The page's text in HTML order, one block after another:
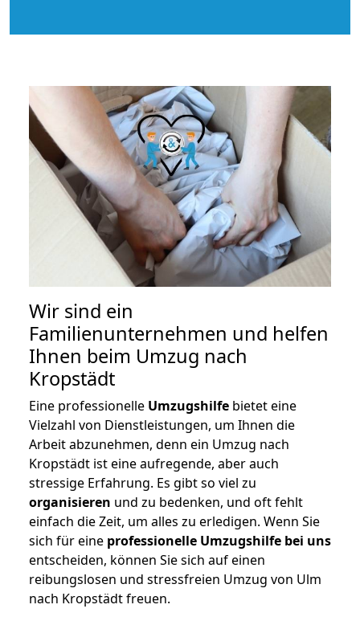
Wir sind ein
Familienunternehmen und helfen
Ihnen beim Umzug nach
Kropstädt
Eine professionelle Umzugshilfe bietet eine
Vielzahl von Dienstleistungen, um Ihnen die
Arbeit abzunehmen, denn ein Umzug nach
Kropstädt ist eine aufregende, aber auch
stressige Erfahrung. Es gibt so viel zu
organisieren und zu bedenken, und oft fehlt
einfach die Zeit, um alles zu erledigen. Wenn Sie
sich für eine professionelle Umzugshilfe bei uns
entscheiden, können Sie sich auf einen
reibungslosen und stressfreien Umzug von Ulm
nach Kropstädt freuen.